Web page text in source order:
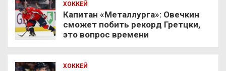
ХОККЕЙ
Капитан «Металлурга»: Овечкин
сможет побить рекорд Гретцки,
это вопрос времени
ХОККЕЙ